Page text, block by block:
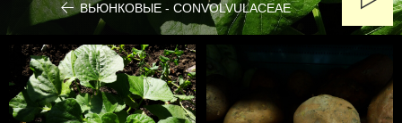
ВЬЮНКОВЫЕ - CONVOLVULACEAE